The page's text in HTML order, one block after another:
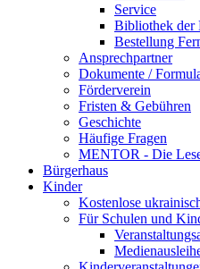
Service
Bibliothek der
Bestellung
Ansprechpartner
Dokumente /
Förderverein
Fristen & Gebühren
Geschichte
Häufige Fragen
MENTOR - Die
Bürgerhaus
Kinder
Kostenlose
Für Schulen und